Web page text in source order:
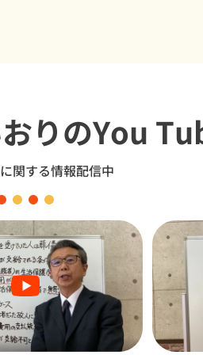
りのYou
関する情報配信中